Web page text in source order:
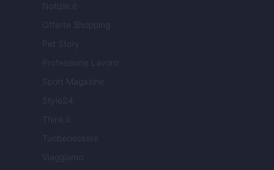
Notizie.it
Offerte Shopping
Pet Story
Professione Lavoro
Sport Magazine
Style24
Think.it
Tuobenessere
Viaggiamo